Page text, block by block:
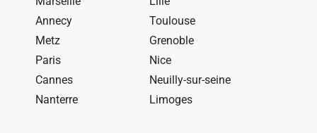
Annecy
Toulouse
Metz
Grenoble
Paris
Nice
Cannes
Neuilly-sur-seine
Nanterre
Limoges